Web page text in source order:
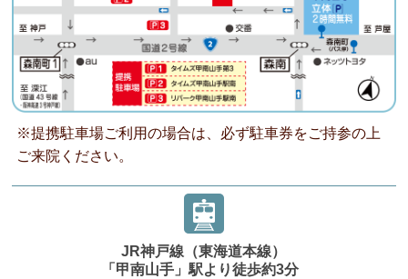
※提携駐車場ご利用の場合は、必ず駐車券をご持参の上
ご来院ください。
JR神戸線（東海道本線）
「甲南山手」駅より徒歩約3分